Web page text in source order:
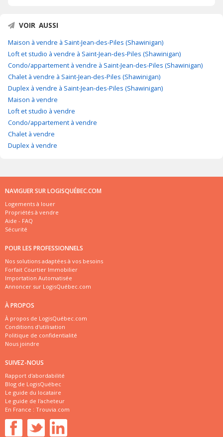
VOIR AUSSI
Maison à vendre à Saint-Jean-des-Piles (Shawinigan)
Loft et studio à vendre à Saint-Jean-des-Piles (Shawinigan)
Condo/appartement à vendre à Saint-Jean-des-Piles (Shawinigan)
Chalet à vendre à Saint-Jean-des-Piles (Shawinigan)
Duplex à vendre à Saint-Jean-des-Piles (Shawinigan)
Maison à vendre
Loft et studio à vendre
Condo/appartement à vendre
Chalet à vendre
Duplex à vendre
NAVIGUER SUR LOGISQUÉBEC.COM
Logements à louer
Propriétés à vendre
Aide - FAQ
Sécurité
POUR LES PROFESSIONNELS
Nos solutions adaptées à vos besoins
Forfait Courtier Immobilier
Importation Automatisée
Annoncer sur LogisQuébec.com
À PROPOS
À propos de LogisQuébec.com
Conditions d'utilisation
Politique de confidentialité
Nous joindre
SUIVEZ-NOUS
Rapport d'abordabilité
Blog de LogisQuébec
Le guide du locataire
Le guide de l'acheteur
En France : Trouvia.com